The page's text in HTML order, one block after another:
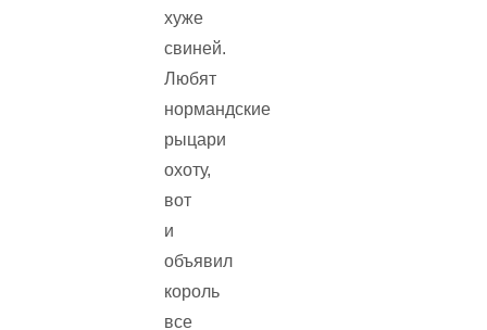
хуже
свиней.
Любят
нормандские
рыцари
охоту,
вот
и
объявил
король
все